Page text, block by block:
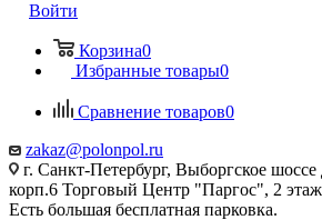
Войти
Корзина0
Избранные товары0
Сравнение товаров0
zakaz@polonpol.ru
г. Санкт-Петербург, Выборгское шоссе
корп.6 Торговый Центр "Паргос", 2
Есть большая бесплатная парковка.